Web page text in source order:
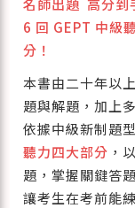
6 回 GEPT 中級
分！
本書由二十年以
題與解題，加上
依據中級新制題
聽力四大部分 ，
題，掌握關鍵答
讓考生在考前能